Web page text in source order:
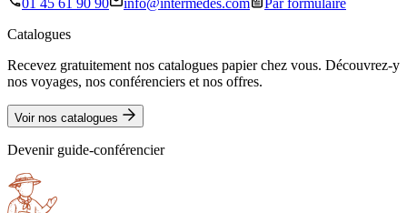
01 45 61 90 90 info@intermedes.com
Par formulaire
Catalogues
Recevez gratuitement nos catalogues papier chez vous. Découvrez-y
nos voyages, nos conférenciers et nos offres.
Voir nos catalogues
Devenir guide-conférencier